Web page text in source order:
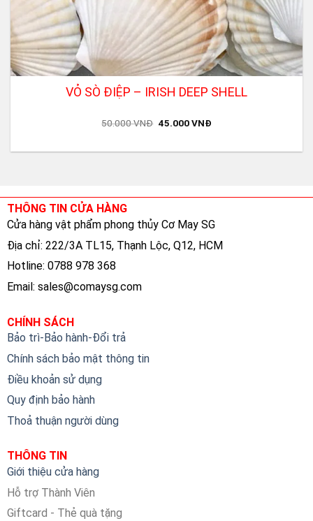
VỎ SÒ ĐIỆP – IRISH DEEP SHELL
50.000VNĐ Original
50.000 VNĐ.
45.000VNĐCurrent
45.000 VNĐ.
THÔNG TIN CỬA HÀNG
Cửa hàng vật phẩm phong thủy Cơ May SG
Địa chỉ: 222/3A TL15, Thạnh Lộc, Q12, HCM
Hotline: 0788 978 368
Email: sales@comaysg.com
CHÍNH SÁCH
Bảo trì-Bảo hành-Đổi trả
Chính sách bảo mật thông tin
Điều khoản sử dụng
Quy định bảo hành
Thoả thuận người dùng
THÔNG TIN
Giới thiệu cửa hàng
Hỗ trợ Thành Viên
Giftcard - Thẻ quà tặng